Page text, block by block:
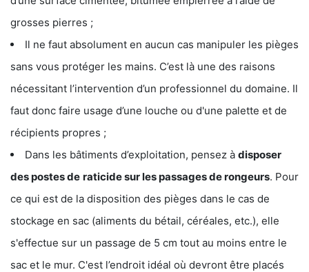
grosses pierres ;
Il ne faut absolument en aucun cas manipuler les pièges
sans vous protéger les mains. C’est là une des raisons
nécessitant l’intervention d’un professionnel du domaine. Il
faut donc faire usage d’une louche ou d'une palette et de
récipients propres ;
Dans les bâtiments d’exploitation, pensez à disposer
des postes de raticide sur les passages de rongeurs. Pour
ce qui est de la disposition des pièges dans le cas de
stockage en sac (aliments du bétail, céréales, etc.), elle
s'effectue sur un passage de 5 cm tout au moins entre le
sac et le mur. C'est l’endroit idéal où devront être placés